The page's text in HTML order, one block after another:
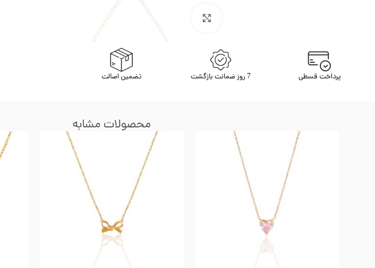
برای بزرگنمایی کلیک کنید
پرداخت قسطی 7 روز ضمانت بازگشت تضمین اصالت
محصولات مشابه